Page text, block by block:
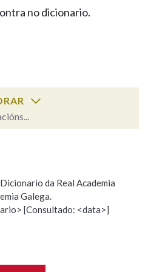
FIGURAS HOMENAXEADAS
PORTAL DAS PALABRAS
no dicionario.
da Real Academia
Galega.
[Consultado: <data>]